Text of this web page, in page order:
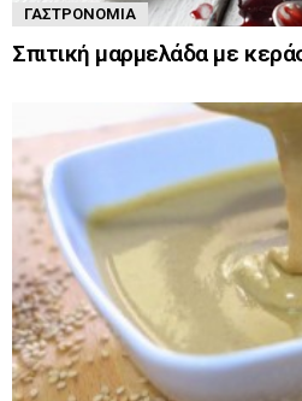
ΓΑΣΤΡΟΝΟΜΊΑ
Σπιτική μαρμελάδα με